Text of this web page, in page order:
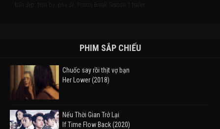
bản đẹp, trọn bộ, phụ đề, Prison Break: Season 1 trailer
PHIM SẮP CHIẾU
Chuốc say rồi thịt vợ bạn
Her Lower (2018)
Nếu Thời Gian Trở Lại
If Time Flow Back (2020)